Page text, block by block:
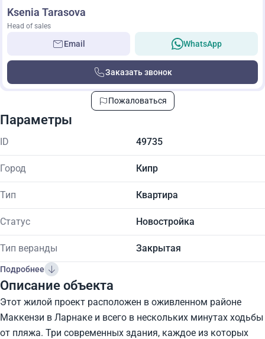
Ksenia Tarasova
Head of sales
Email WhatsApp
Заказать звонок
Пожаловаться
Параметры
ID 49735
Город Кипр
Тип Квартира
Статус Новостройка
Тип веранды Закрытая
Подробнее
Описание объекта
Этот жилой проект расположен в оживленном районе
Маккензи в Ларнаке и всего в нескольких минутах ходьбы
от пляжа. Три современных здания, каждое из которых